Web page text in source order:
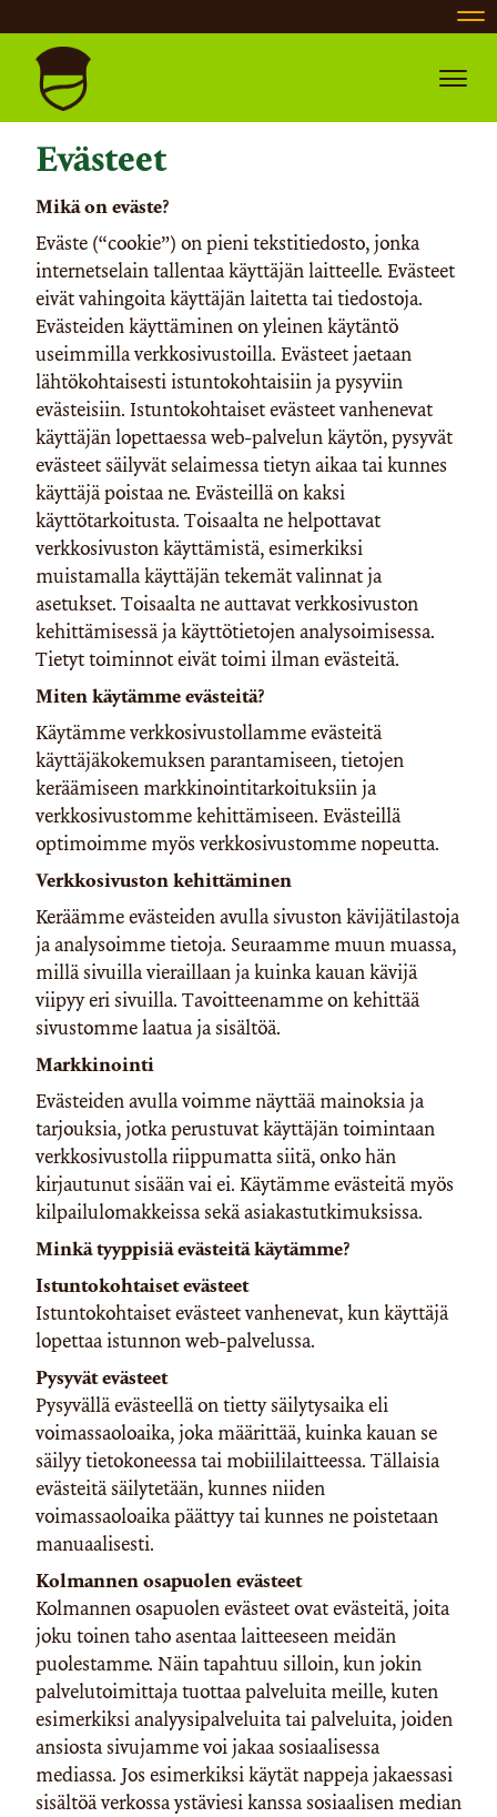
Evästeet
Mikä on eväste?
Eväste (“cookie”) on pieni tekstitiedosto, jonka
internetselain tallentaa käyttäjän laitteelle. Evästeet
eivät vahingoita käyttäjän laitetta tai tiedostoja.
Evästeiden käyttäminen on yleinen käytäntö
useimmilla verkkosivustoilla. Evästeet jaetaan
lähtökohtaisesti istuntokohtaisiin ja pysyviin
evästeisiin. Istuntokohtaiset evästeet vanhenevat
käyttäjän lopettaessa web-palvelun käytön, pysyvät
evästeet säilyvät selaimessa tietyn aikaa tai kunnes
käyttäjä poistaa ne. Evästeillä on kaksi
käyttötarkoitusta. Toisaalta ne helpottavat
verkkosivuston käyttämistä, esimerkiksi
muistamalla käyttäjän tekemät valinnat ja
asetukset. Toisaalta ne auttavat verkkosivuston
kehittämisessä ja käyttötietojen analysoimisessa.
Tietyt toiminnot eivät toimi ilman evästeitä.
Miten käytämme evästeitä?
Käytämme verkkosivustollamme evästeitä
käyttäjäkokemuksen parantamiseen, tietojen
keräämiseen markkinointitarkoituksiin ja
verkkosivustomme kehittämiseen. Evästeillä
optimoimme myös verkkosivustomme nopeutta.
Verkkosivuston kehittäminen
Keräämme evästeiden avulla sivuston kävijätilastoja
ja analysoimme tietoja. Seuraamme muun muassa,
millä sivuilla vieraillaan ja kuinka kauan kävijä
viipyy eri sivuilla. Tavoitteenamme on kehittää
sivustomme laatua ja sisältöä.
Markkinointi
Evästeiden avulla voimme näyttää mainoksia ja
tarjouksia, jotka perustuvat käyttäjän toimintaan
verkkosivustolla riippumatta siitä, onko hän
kirjautunut sisään vai ei. Käytämme evästeitä myös
kilpailulomakkeissa sekä asiakastutkimuksissa.
Minkä tyyppisiä evästeitä käytämme?
Istuntokohtaiset evästeet
Istuntokohtaiset evästeet vanhenevat, kun käyttäjä
lopettaa istunnon web-palvelussa.
Pysyvät evästeet
Pysyvällä evästeellä on tietty säilytysaika eli
voimassaoloaika, joka määrittää, kuinka kauan se
säilyy tietokoneessa tai mobiililaitteessa. Tällaisia
evästeitä säilytetään, kunnes niiden
voimassaoloaika päättyy tai kunnes ne poistetaan
manuaalisesti.
Kolmannen osapuolen evästeet
Kolmannen osapuolen evästeet ovat evästeitä, joita
joku toinen taho asentaa laitteeseen meidän
puolestamme. Näin tapahtuu silloin, kun jokin
palvelutoimittaja tuottaa palveluita meille, kuten
esimerkiksi analyysipalveluita tai palveluita, joiden
ansiosta sivujamme voi jakaa sosiaalisessa
mediassa. Jos esimerkiksi käytät nappeja jakaessasi
sisältöä verkossa ystäviesi kanssa sosiaalisen median